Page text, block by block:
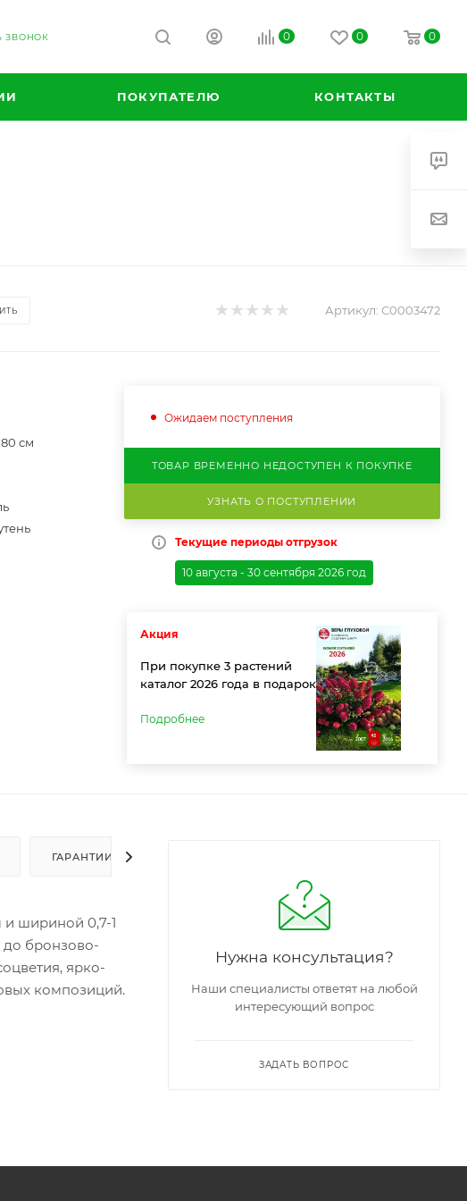
ЗВОНОК 0 0 0
ПОКУПАТЕЛЮ КОНТАКТЫ
Артикул: С0003472
80 см
Ожидаем поступления
ТОВАР ВРЕМЕННО НЕДОСТУПЕН К ПОКУПКЕ
УЗНАТЬ О ПОСТУПЛЕНИИ
Текущие периоды отгрузок
10 августа - 30 сентября 2026 год
Акция
При покупке 3 растений
каталог 2026 года в подарок
Подробнее
ГАРАНТИИ
и шириной 0,7-1
до бронзово-
ярко-
композиций.
Нужна консультация?
Наши специалисты ответят на любой
интересующий вопрос
ЗАДАТЬ ВОПРОС